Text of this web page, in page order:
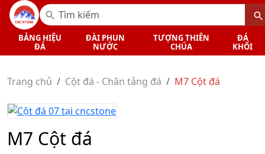
BẢNG HIỆU
ĐÁ
ĐÀI PHUN
NƯỚC
TƯỢNG THIÊN
CHÚA
ĐÁ
KHỐI
Trang chủ Cột đá - Chân tảng đá M7 Cột đá
M7 Cột đá